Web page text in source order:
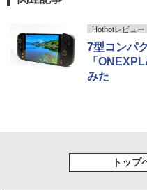
Hothotレビュー
7型コンパ
「
みた
トップ